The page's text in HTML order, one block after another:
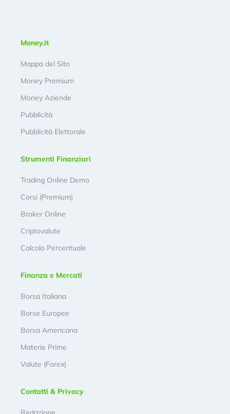
Money.it
Mappa del Sito
Money Premium
Money Aziende
Pubblicità
Pubblicità Elettorale
Strumenti Finanziari
Trading Online Demo
Corsi (Premium)
Broker Online
Criptovalute
Calcolo Percentuale
Finanza e Mercati
Borsa Italiana
Borse Europee
Borsa Americana
Materie Prime
Valute (Forex)
Contatti & Privacy